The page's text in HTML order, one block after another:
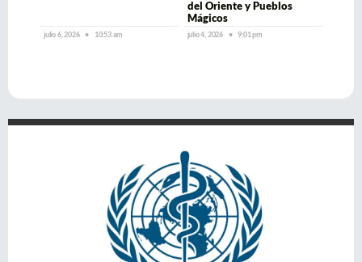
julio 6, 2026 10:53 am
del Oriente y Pueblos
Mágicos
julio 4, 2026 9:01 pm